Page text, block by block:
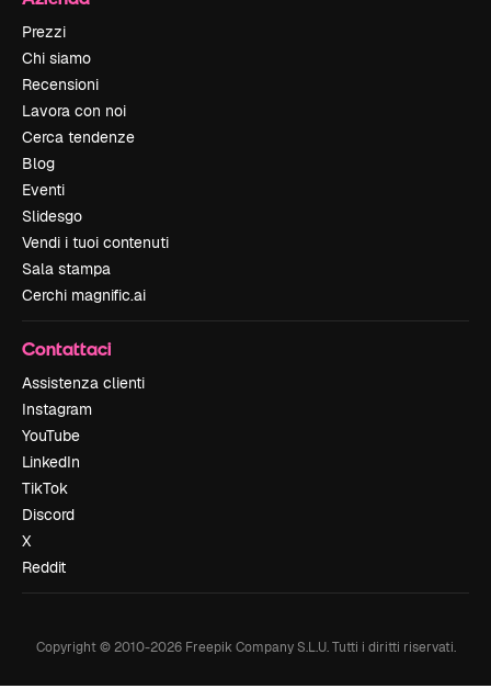
Prezzi
Chi siamo
Recensioni
Lavora con noi
Cerca tendenze
Blog
Eventi
Slidesgo
Vendi i tuoi contenuti
Sala stampa
Cerchi magnific.ai
Contattaci
Assistenza clienti
Instagram
YouTube
LinkedIn
TikTok
Discord
X
Reddit
Copyright © 2010-2026Freepik Company S.L.U. Tutti i diritti riservati.